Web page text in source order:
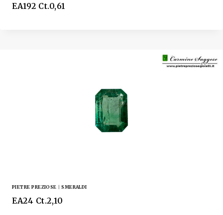
EA192 Ct.0,61
PIETRE PREZIOSE |SMERALDI
EA24 Ct.2,10